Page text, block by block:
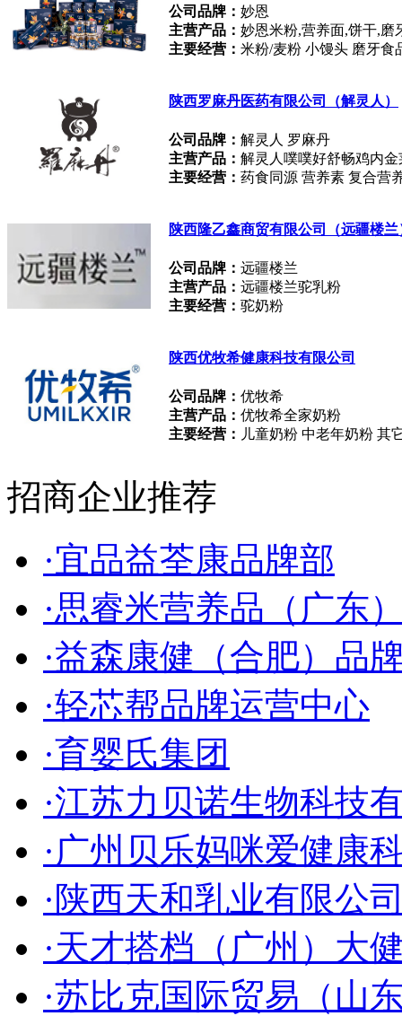
公司品牌： 妙恩
主营产品： 妙恩米粉,营养面,饼干,磨
主要经营： 米粉/麦粉 小馒头 磨牙食
陕西罗麻丹医药有限公司（解灵人）
公司品牌： 解灵人 罗麻丹
主营产品： 解灵人噗噗好舒畅鸡内
主要经营： 药食同源 营养素 复合营
陕西隆乙鑫商贸有限公司（远疆楼兰
公司品牌： 远疆楼兰
主营产品： 远疆楼兰驼乳粉
主要经营： 驼奶粉
陕西优牧希健康科技有限公司
公司品牌： 优牧希
主营产品： 优牧希全家奶粉
主要经营： 儿童奶粉 中老年奶粉 其
招商企业推荐
·宜品益荃康品牌部
·思睿米营养品（广东
·益森康健（合肥）品
·轻芯帮品牌运营中心
·育婴氏集团
·江苏力贝诺生物科技
·广州贝乐妈咪爱健康
·陕西天和乳业有限公
·天才搭档（广州）大
·苏比克国际贸易（山